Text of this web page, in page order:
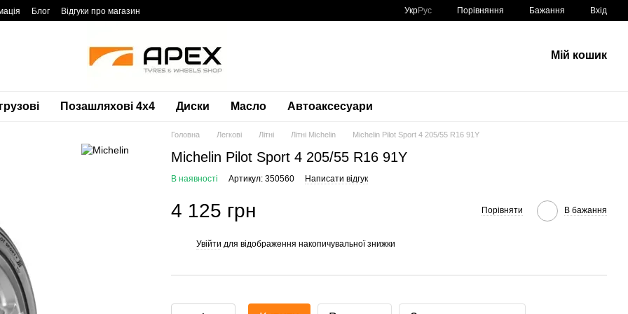
Блог Відгуки про магазин УкрРус Порівняння Бажання Вхід
Мій кошик
Позашляхові 4х4 Диски Масло Автоаксесуари
Головна Легкові Літні Літні Michelin Michelin Pilot Sport 4 205/55 R16 91Y
Michelin Pilot Sport 4 205/55 R16 91Y
В наявності Артикул: 350560 Написати відгук
4 125 грн Порівняти В бажання
Увійти для відображення накопичувальної знижки